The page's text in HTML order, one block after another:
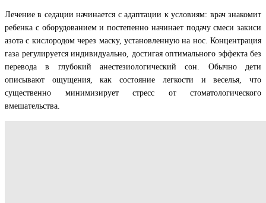
Лечение в седации начинается с адаптации к условиям: врач знакомит
ребенка с оборудованием и постепенно начинает подачу смеси закиси
азота с кислородом через маску, установленную на нос. Концентрация
газа регулируется индивидуально, достигая оптимального эффекта без
перевода в глубокий анестезиологический сон. Обычно дети
описывают ощущения, как состояние легкости и веселья, что
существенно минимизирует стресс от стоматологического
вмешательства.